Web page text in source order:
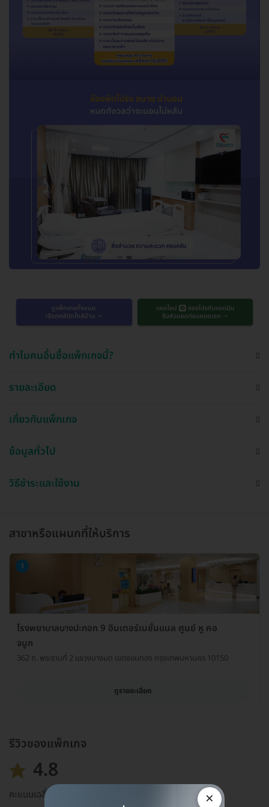
ทำไมคนอื่นซื้อแพ็กเกจนี้?
รายละเอียด
เกี่ยวกับแพ็กเกจ
ข้อมูลทั่วไป
วิธีชำระและใช้งาน
สาขาหรือแผนกที่ให้บริการ
1
โรงพยาบาลบางปะกอก 9 อินเตอร์เนชั่นแนล ศูนย์ หู คอ
จมูก
362 ถ. พระรามที่ 2 แขวงบางมด เขตจอมทอง กรุงเทพมหานคร 10150
ดูรายละเอียด
รีวิวของแพ็กเกจ
4.8
คะแนนเฉลี่ย ×